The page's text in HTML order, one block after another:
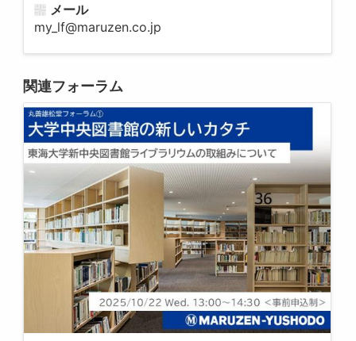
メール
my_lf@maruzen.co.jp
関連フォーラム